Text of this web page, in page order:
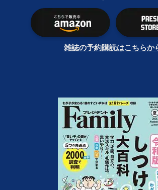
雑誌の予約購読はこちらか